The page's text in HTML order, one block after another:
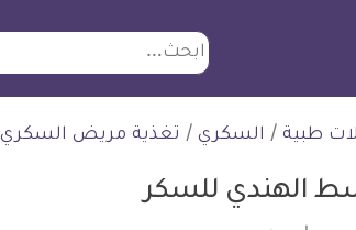
ابحث
طبية / السكري / تغذية مريض السكري
الهندي للسكر